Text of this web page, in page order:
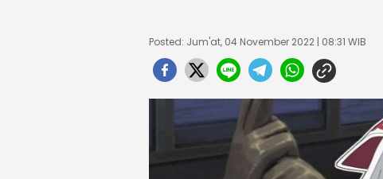
Posted: Jum'at, 04 November 2022 | 08:31 WIB